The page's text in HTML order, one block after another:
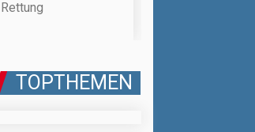
Rettung
TOPTHEMEN